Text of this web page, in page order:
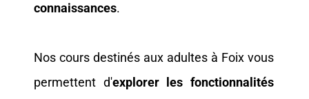
connaissances.
Nos cours destinés aux adultes à Foix vous
permettent d'explorer les fonctionnalités